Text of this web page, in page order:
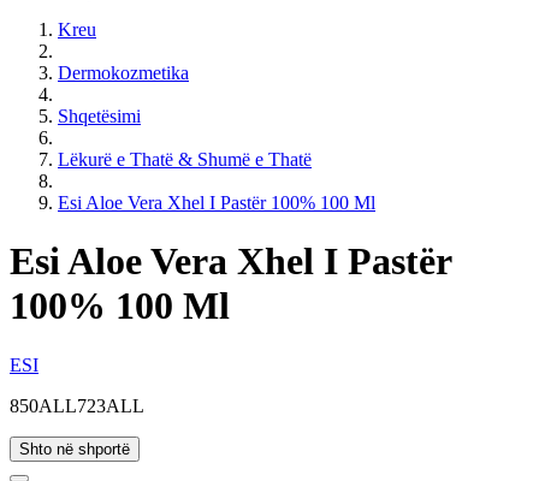
Kreu
Dermokozmetika
Shqetësimi
Lëkurë e Thatë & Shumë e Thatë
Esi Aloe Vera Xhel I Pastër 100% 100 Ml
Esi Aloe Vera Xhel I Pastër
100% 100 Ml
ESI
850ALL723ALL
Shto në shportë